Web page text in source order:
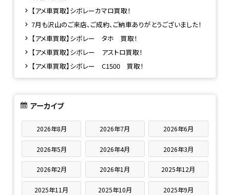
【アメ車買取】シボレーカマロ買取！
7月も沢山のご来店、ご成約、ご納車ありがとうございました！
【アメ車買取】シボレー タホ 買取！
【アメ車買取】シボレー アストロ買取！
【アメ車買取】シボレー C1500 買取！
アーカイブ
2026年8月 2026年7月 2026年6月
2026年5月 2026年4月 2026年3月
2026年2月 2026年1月 2025年12月
2025年11月 2025年10月 2025年9月